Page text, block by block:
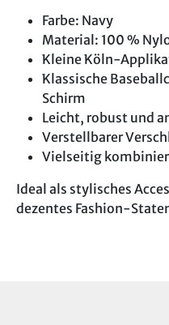
Farbe: Navy
Material: 100 %
Kleine Köln-
Klassische
Schirm
Leicht, robust und
Verstellbarer
Vielseitig
Ideal als stylisches
dezentes Fashion-